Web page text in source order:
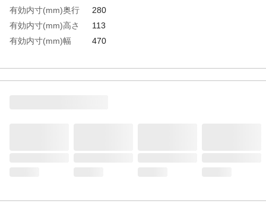
有効内寸(mm)奥行
280
有効内寸(mm)高さ
113
有効内寸(mm)幅
470
生産国
日本